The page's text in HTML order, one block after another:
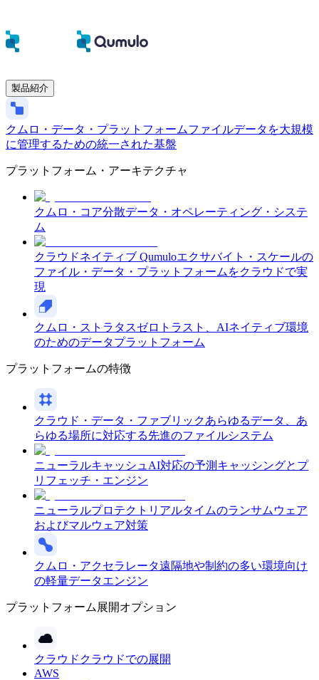
製品紹介
クムロ・データ・プラットフォームファイルデータを大規模
に管理するための統一された基盤
プラットフォーム・アーキテクチャ
クムロ・コア分散データ・オペレーティング・システ
ム
クラウドネイティブ Qumuloエクサバイト・スケールの
ファイル・データ・プラットフォームをクラウドで実
現
クムロ・ストラタスゼロトラスト、AIネイティブ環境
のためのデータプラットフォーム
プラットフォームの特徴
クラウド・データ・ファブリックあらゆるデータ、あ
らゆる場所に対応する先進のファイルシステム
ニューラルキャッシュ AI対応の予測キャッシングとプ
リフェッチ・エンジン
ニューラルプロテクト リアルタイムのランサムウェア
およびマルウェア対策
クムロ・アクセラレータ遠隔地や制約の多い環境向け
の軽量データエンジン
プラットフォーム展開オプション
クラウド クラウドでの展開
AWS